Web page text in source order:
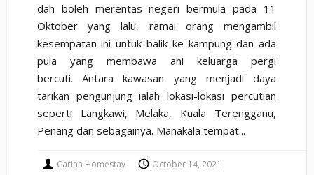
dah boleh merentas negeri bermula pada 11
Oktober yang lalu, ramai orang mengambil
kesempatan ini untuk balik ke kampung dan ada
pula yang membawa ahi keluarga pergi
bercuti. Antara kawasan yang menjadi daya
tarikan pengunjung ialah lokasi-lokasi percutian
seperti Langkawi, Melaka, Kuala Terengganu,
Penang dan sebagainya. Manakala tempat...
Carian Homestay October 14, 2021